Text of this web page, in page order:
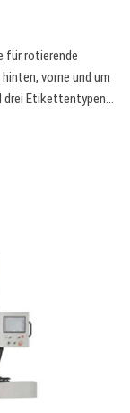
für rotierende
vorne und um
drei Etikettentypen…